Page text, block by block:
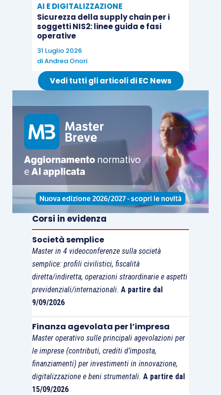
AI E DIGITALIZZAZIONE
Sicurezza della supply chain per i
soggetti NIS2: linee guida e fasi
operative
31 Luglio 2026
diAndrea Onori
Vedi tutti gli articoli di EC News
Corsi in evidenza
Società semplice
Master in 4 videoconferenze sulla società
semplice: profili civilistici, fiscalità
diretta/indiretta, operazioni straordinarie e aspetti
previdenziali/internazionali. A partire dal
9/09/2026
Finanza agevolata per l’impresa
Master operativo sulle principali agevolazioni per
le imprese (contributi, crediti d’imposta,
finanziamenti) per investimenti in innovazione,
digitalizzazione e beni strumentali. A partire dal
15/09/2026